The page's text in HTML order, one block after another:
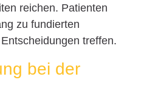
reichen. Patienten
zu fundierten
treffen.
bei der